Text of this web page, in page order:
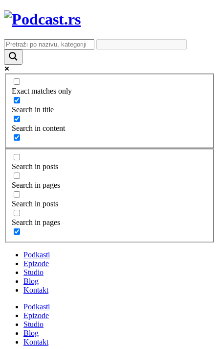
Exact matches only
Search in title
Search in content
Search in posts
Search in pages
Search in posts
Search in pages
Podkasti
Epizode
Studio
Blog
Kontakt
Podkasti
Epizode
Studio
Blog
Kontakt